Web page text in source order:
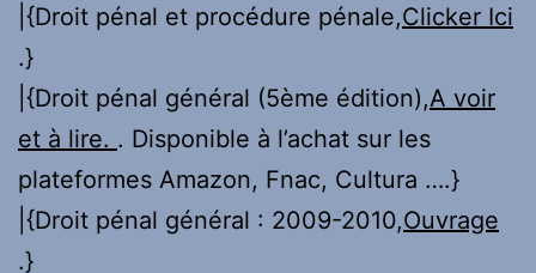
|{Droit pénal et procédure pénale,Clicker Ici
.}
|{Droit pénal général (5ème édition),A voir
et à lire. . Disponible à l’achat sur les
plateformes Amazon, Fnac, Cultura ….}
|{Droit pénal général : 2009-2010,Ouvrage
.}